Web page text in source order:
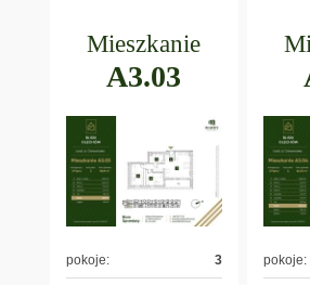
Mieszkanie
A3.03
pokoje: 3 pokoje: